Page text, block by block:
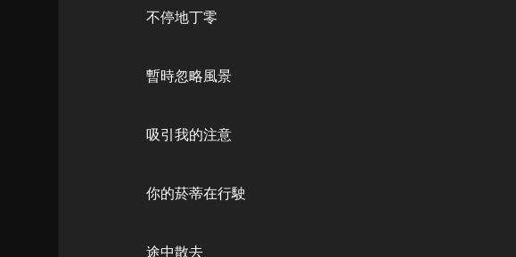
不停地丁零
暫時忽略風景
吸引我的注意
你的菸蒂在行駛
途中散去